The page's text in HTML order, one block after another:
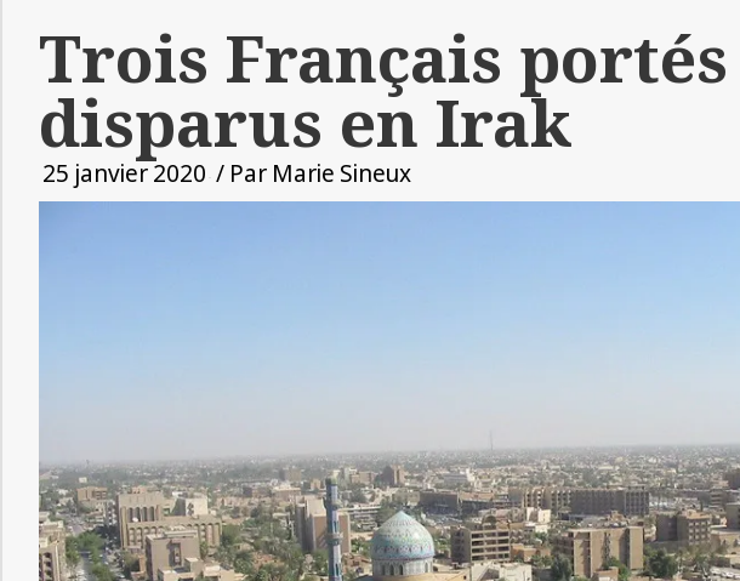
Trois Français portés
disparus en Irak
25 janvier 2020 / Par Marie Sineux